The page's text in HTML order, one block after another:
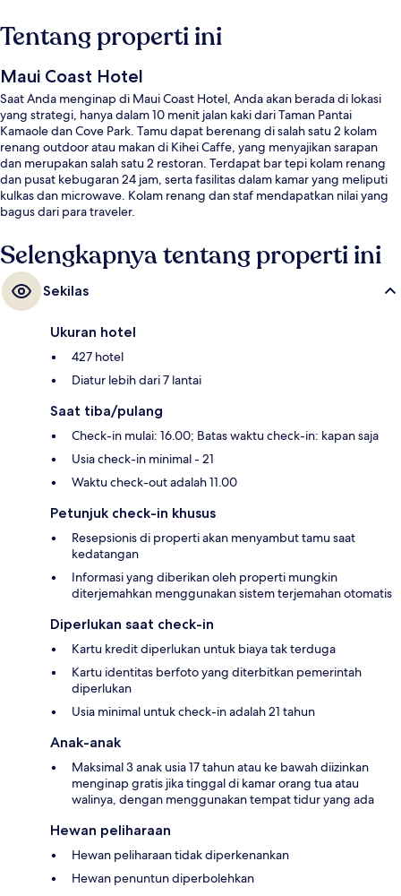
Tentang properti ini
Maui Coast Hotel
Saat Anda menginap di Maui Coast Hotel, Anda akan berada di lokasi
yang strategi, hanya dalam 10 menit jalan kaki dari Taman Pantai
Kamaole dan Cove Park. Tamu dapat berenang di salah satu 2 kolam
renang outdoor atau makan di Kihei Caffe, yang menyajikan sarapan
dan merupakan salah satu 2 restoran. Terdapat bar tepi kolam renang
dan pusat kebugaran 24 jam, serta fasilitas dalam kamar yang meliputi
kulkas dan microwave. Kolam renang dan staf mendapatkan nilai yang
bagus dari para traveler.
Selengkapnya tentang properti ini
Sekilas
Ukuran hotel
427 hotel
Diatur lebih dari 7 lantai
Saat tiba/pulang
Check-in mulai: 16.00; Batas waktu check-in: kapan saja
Usia check-in minimal - 21
Waktu check-out adalah 11.00
Petunjuk check-in khusus
Resepsionis di properti akan menyambut tamu saat
kedatangan
Informasi yang diberikan oleh properti mungkin
diterjemahkan menggunakan sistem terjemahan otomatis
Diperlukan saat check-in
Kartu kredit diperlukan untuk biaya tak terduga
Kartu identitas berfoto yang diterbitkan pemerintah
diperlukan
Usia minimal untuk check-in adalah 21 tahun
Anak-anak
Maksimal 3 anak usia 17 tahun atau ke bawah diizinkan
menginap gratis jika tinggal di kamar orang tua atau
walinya, dengan menggunakan tempat tidur yang ada
Hewan peliharaan
Hewan peliharaan tidak diperkenankan
Hewan penuntun diperbolehkan